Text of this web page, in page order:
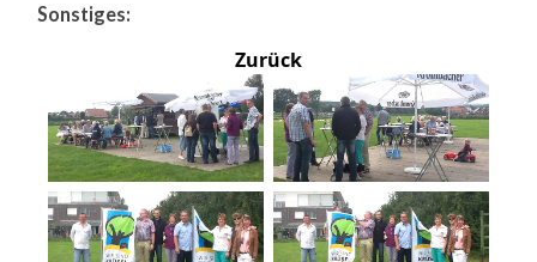
Sonstiges:
Zurück